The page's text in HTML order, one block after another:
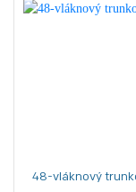
48-vláknový